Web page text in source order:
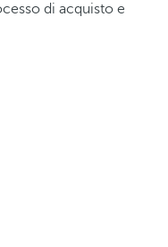
di acquisto e